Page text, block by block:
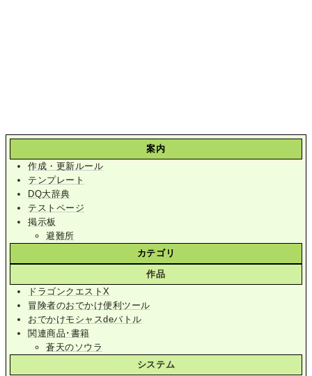
案内
作成・更新ルール
テンプレート
DQ大辞典
テストページ
掲示板
避難所
カテゴリ
作品
ドラゴンクエストX
冒険者のおでかけ便利ツール
おでかけモシャスdeバトル
関連商品･書籍
蒼天のソウラ
システム